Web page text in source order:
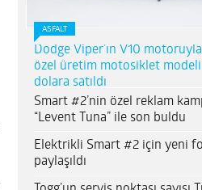
ASFALT
Dodge Viper’ın V10
özel üretim motosiklet
dolara satıldı
Smart #2’nin özel reklam
“Levent Tuna” ile son buldu
Elektrikli Smart #2 için yeni
paylaşıldı